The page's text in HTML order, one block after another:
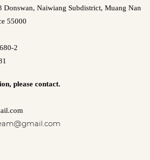
Donswan, Naiwiang Subdistrict, Muang Nan
55000
2
please contact.